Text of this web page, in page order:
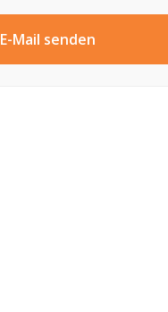
E-Mail senden